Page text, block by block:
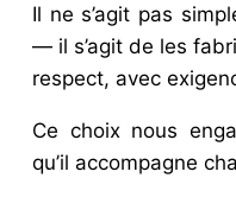
Il ne s’agit pas
— il s’agit de les
respect, avec
Ce choix nous
qu’il accompagne